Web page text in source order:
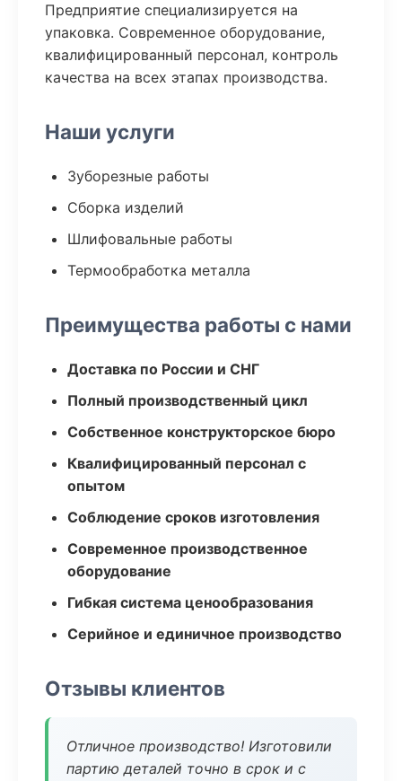
Предприятие специализируется на
упаковка. Современное оборудование,
квалифицированный персонал, контроль
качества на всех этапах производства.
Наши услуги
Зуборезные работы
Сборка изделий
Шлифовальные работы
Термообработка металла
Преимущества работы с нами
Доставка по России и СНГ
Полный производственный цикл
Собственное конструкторское бюро
Квалифицированный персонал с
опытом
Соблюдение сроков изготовления
Современное производственное
оборудование
Гибкая система ценообразования
Серийное и единичное производство
Отзывы клиентов
Отличное производство! Изготовили
партию деталей точно в срок и с